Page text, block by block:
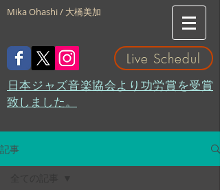
Mika Ohashi / 大橋美加
Live Schedul
​日本ジャズ音楽協会より功労賞を受賞
致しました。
記事